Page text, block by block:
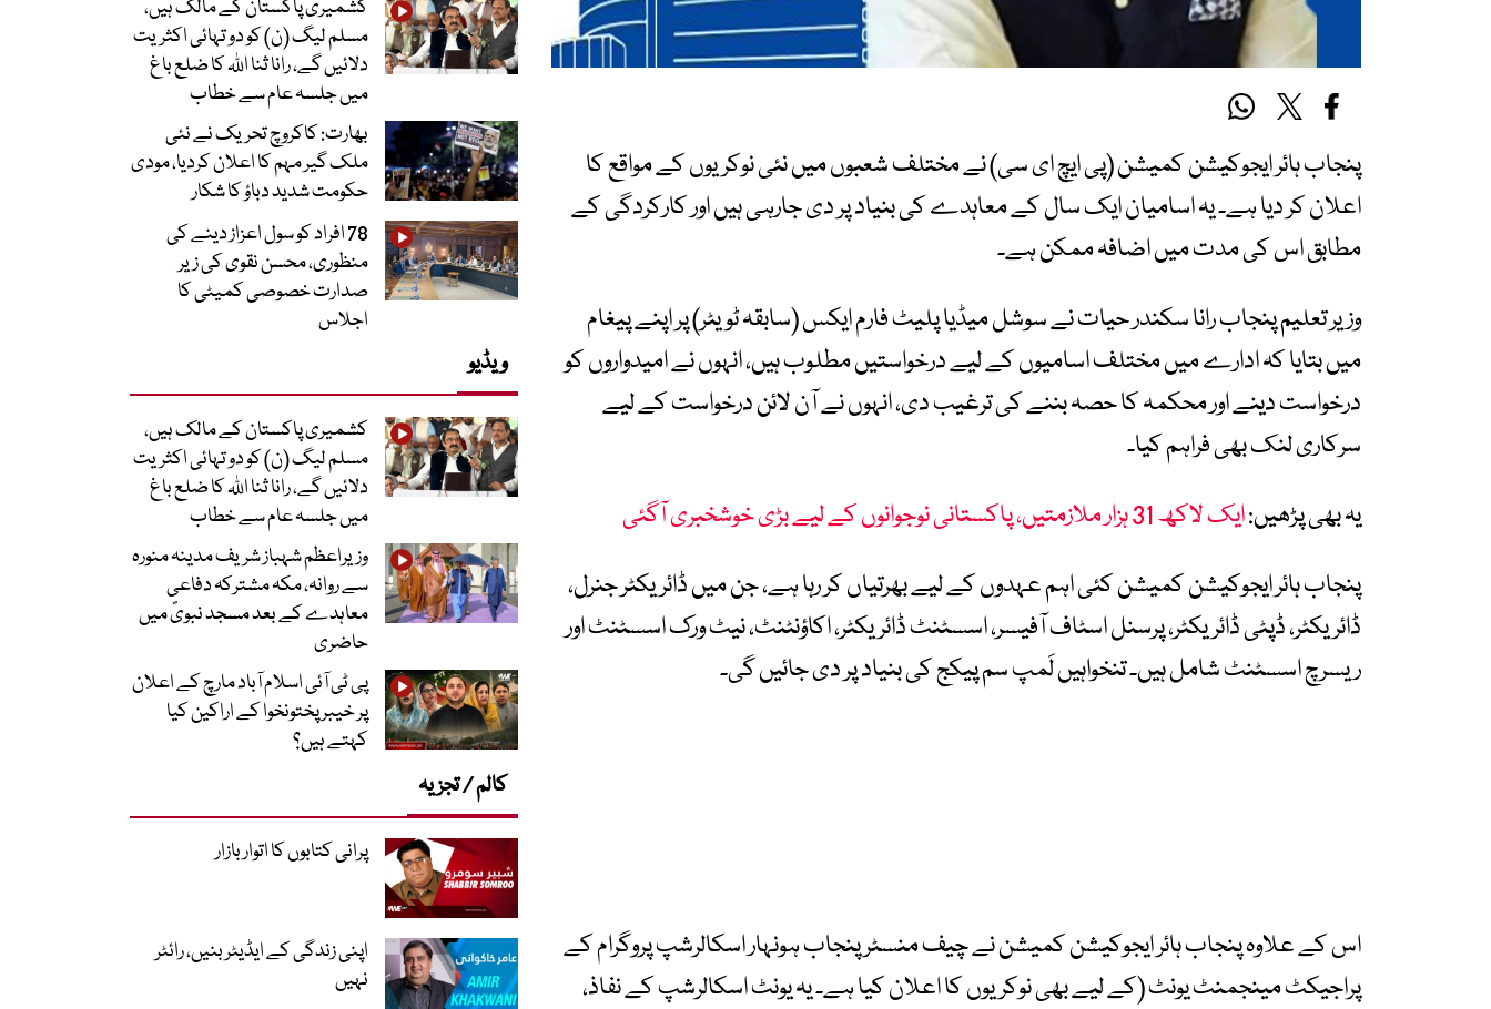
پنجاب ہائر ایجوکیشن کمیشن (پی ایچ ای سی) نے مختلف شعبوں میں نئی نوکریوں کے مواقع کا
اعلان کر دیا ہے۔ یہ اسامیان ایک سال کے معاہدے کی بنیاد پر دی جارہی ہیں اور کارکردگی کے
مطابق اس کی مدت میں اضافہ ممکن ہے۔
وزیر تعلیم پنجاب رانا سکندر حیات نے سوشل میڈیا پلیٹ فارم ایکس (سابقہ ٹویٹر) پر اپنے پیغام
میں بتایا کہ ادارے میں مختلف اسامیوں کے لیے درخواستیں مطلوب ہیں، انہوں نے امیدواروں کو
درخواست دینے اور محکمہ کا حصہ بننے کی ترغیب دی، انہوں نے آن لائن درخواست کے لیے
سرکاری لنک بھی فراہم کیا۔
یہ بھی پڑھیں:ایک لاکھ 31 ہزار ملازمتیں، پاکستانی نوجوانوں کے لیے بڑی خوشخبری آگئی
پنجاب ہائر ایجوکیشن کمیشن کئی اہم عہدوں کے لیے بھرتیاں کر رہا ہے، جن میں ڈائریکٹر جنرل،
ڈائریکٹر، ڈپٹی ڈائریکٹر، پرسنل اسٹاف آفیسر، اسسٹنٹ ڈائریکٹر، اکاؤنٹنٹ، نیٹ ورک اسسٹنٹ اور
ریسرچ اسسٹنٹ شامل ہیں۔ تنخواہیں لَمپ سم پیکج کی بنیاد پر دی جائیں گی۔
اس کے علاوہ پنجاب ہائر ایجوکیشن کمیشن نے چیف منسٹر پنجاب ہونہار اسکالرشپ پروگرام کے
پراجیکٹ مینجمنٹ یونٹ (کے لیے بھی نوکریوں کا اعلان کیا ہے۔ یہ یونٹ اسکالرشپ کے نفاذ،
کشمیری پاکستان کے مالک ہیں،
مسلم لیگ (ن) کو دو تہائی اکثریت
دلائیں گے، رانا ثنا اللہ کا ضلع باغ
میں جلسہ عام سے خطاب
بھارت: کاکروچ تحریک نے نئی
ملک گیر مہم کا اعلان کردیا، مودی
حکومت شدید دباؤ کا شکار
78 افراد کو سول اعزاز دینے کی
منظوری، محسن نقوی کی زیر
صدارت خصوصی کمیٹی کا
اجلاس
ویڈیو
کشمیری پاکستان کے مالک ہیں،
مسلم لیگ (ن) کو دو تہائی اکثریت
دلائیں گے، رانا ثنا اللہ کا ضلع باغ
میں جلسہ عام سے خطاب
وزیراعظم شہباز شریف مدینہ منورہ
سے روانہ، مکہ مشترکہ دفاعی
معاہدے کے بعد مسجد نبویؐ میں
حاضری
پی ٹی آئی اسلام آباد مارچ کے اعلان
پر خیبر پختونخوا کے اراکین کیا
کہتے ہیں؟
کالم / تجزیہ
پرانی کتابوں کا اتوار بازار
اپنی زندگی کے ایڈیٹر بنیں، رائٹر
نہیں